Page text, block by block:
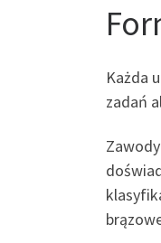
Każda
zadań